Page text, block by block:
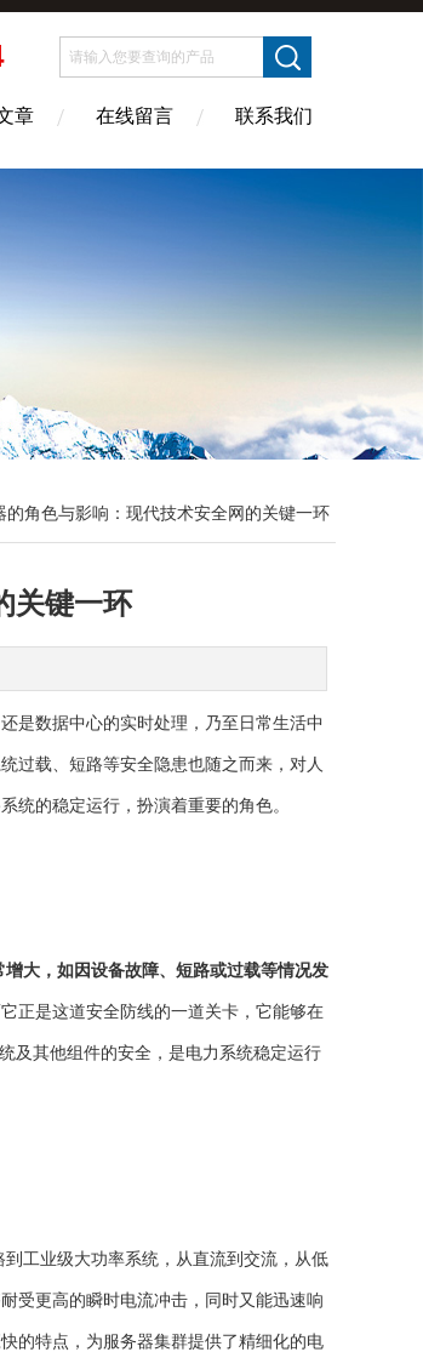
章 在线留言 联系我们
的角色与影响：现代技术安全网的关键一环
关键一环
数据中心的实时处理，乃至日常生活中
过载、短路等安全隐患也随之而来，对人
统的稳定运行，扮演着重要的角色。
大，如因设备故障、短路或过载等情况发
正是这道安全防线的一道关卡，它能够在
及其他组件的安全，是电力系统稳定运行
工业级大功率系统，从直流到交流，从低
受更高的瞬时电流冲击，同时又能迅速响
的特点，为服务器集群提供了精细化的电